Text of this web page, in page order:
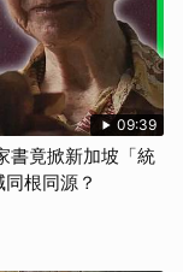
09:39
書竟掀新加坡「統
根同源？